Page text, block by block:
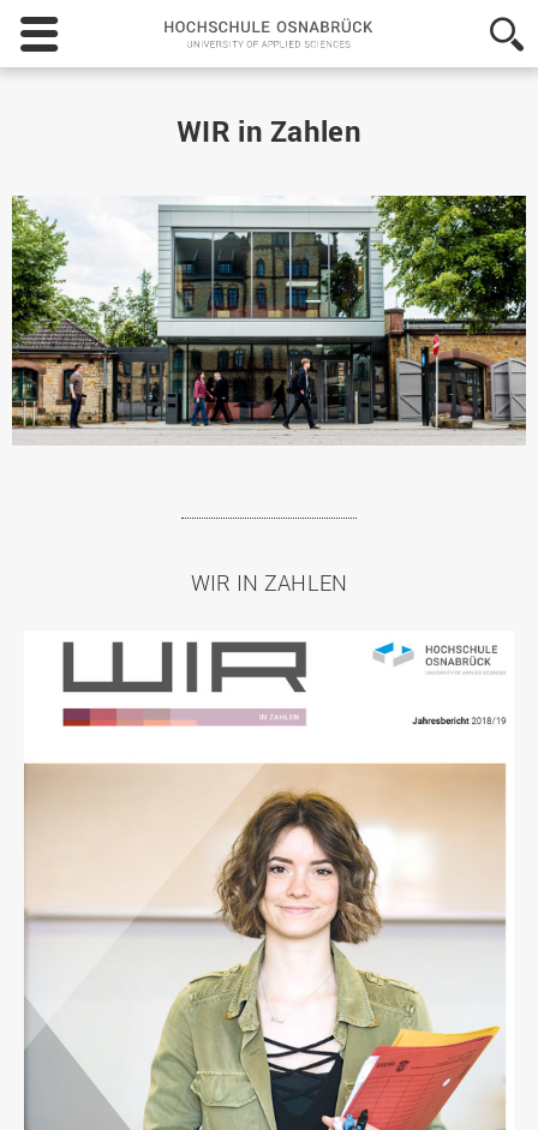
Hochschule
Osnabrück
-
WIR in Zahlen
WIR IN ZAHLEN